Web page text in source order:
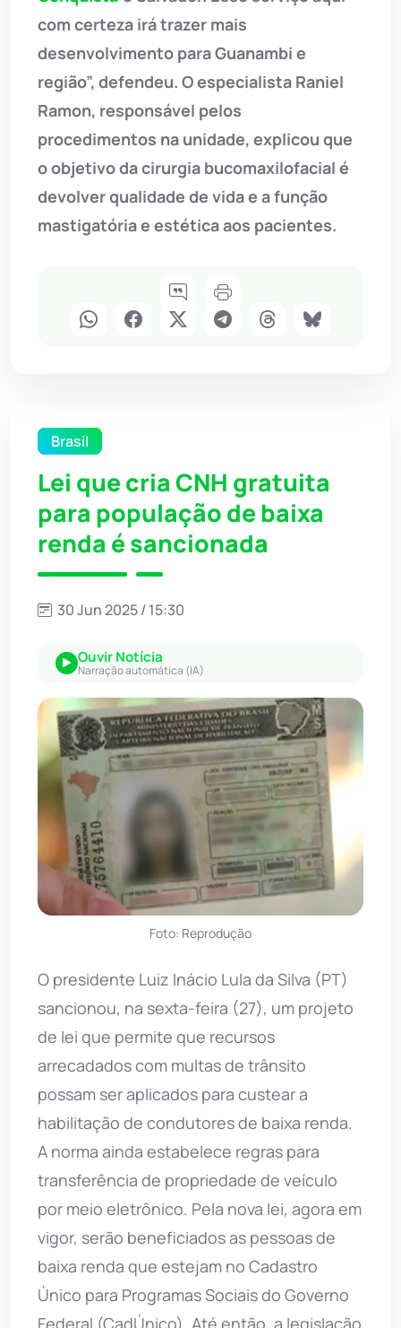
com certeza irá trazer mais
desenvolvimento para Guanambi e
região”, defendeu. O especialista Raniel
Ramon, responsável pelos
procedimentos na unidade, explicou que
o objetivo da cirurgia bucomaxilofacial é
devolver qualidade de vida e a função
mastigatória e estética aos pacientes.
Brasil
Lei que cria CNH gratuita
para população de baixa
renda é sancionada
30 Jun 2025 / 15:30
Ouvir Notícia
Narração automática (IA)
Foto: Reprodução
O presidente Luiz Inácio Lula da Silva (PT)
sancionou, na sexta-feira (27), um projeto
de lei que permite que recursos
arrecadados com multas de trânsito
possam ser aplicados para custear a
habilitação de condutores de baixa renda.
A norma ainda estabelece regras para
transferência de propriedade de veículo
por meio eletrônico. Pela nova lei, agora em
vigor, serão beneficiados as pessoas de
baixa renda que estejam no Cadastro
Único para Programas Sociais do Governo
Federal (CadÚnico). Até então, a legislação